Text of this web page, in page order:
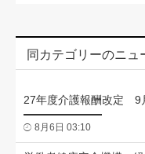
同カテゴリーのニュ
27年度介護報酬改定 9
8月6日 03:10